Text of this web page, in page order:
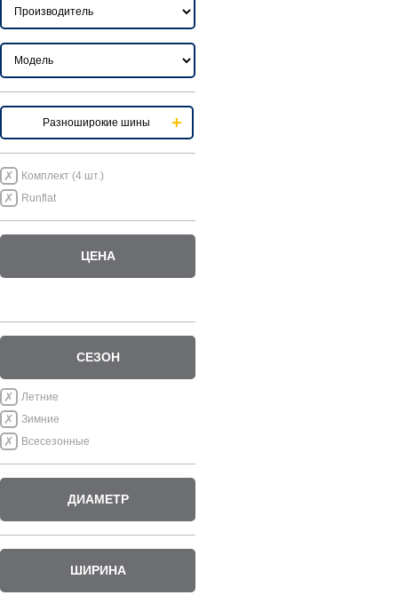
Разноширокие шины
Комплект (4 шт.)
Runflat
ЦЕНА
СЕЗОН
Летние
Зимние
Всесезонные
ДИАМЕТР
ШИРИНА